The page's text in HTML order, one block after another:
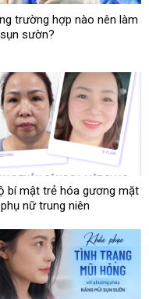
trường hợp nào nên làm
sườn?
bí mật trẻ hóa gương mặt
nữ trung niên